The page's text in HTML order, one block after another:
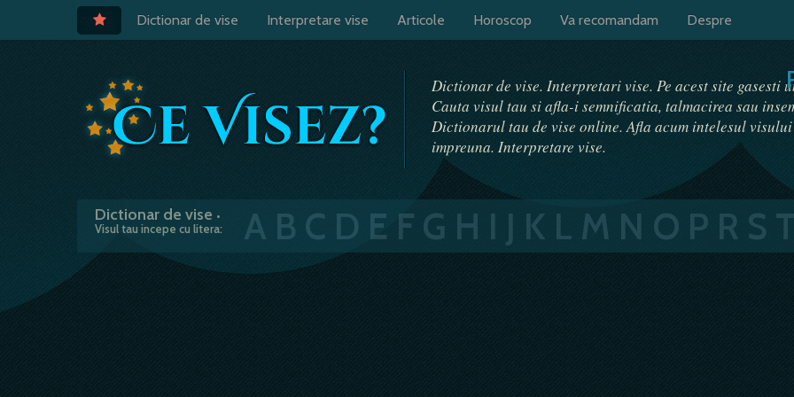
Dictionar de vise Interpretare vise Articole Horoscop Va recomandam Despre
Dictionar de vise. Interpretari vise. Pe acest site
Cauta visul tau si afla-i semnificatia, talmacirea sau
Dictionarul tau de vise online. Afla acum intelesul
impreuna. Interpretare vise.
Dictionar de vise •
Visul tau incepe cu litera:
A B C D E F G H I J K L M N O P R S